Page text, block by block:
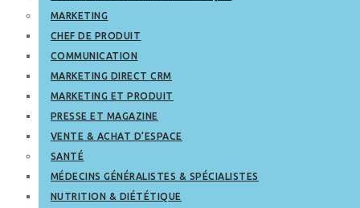
MARKETING
CHEF DE PRODUIT
COMMUNICATION
MARKETING DIRECT CRM
MARKETING ET PRODUIT
PRESSE ET MAGAZINE
VENTE & ACHAT D’ESPACE
SANTÉ
MÉDECINS GÉNÉRALISTES & SPÉCIALISTES
NUTRITION & DIÉTÉTIQUE